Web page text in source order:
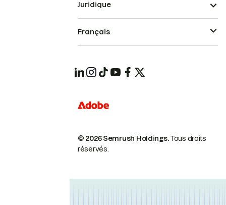
© 2026 Semrush Holdings.Tous droits
réservés.
Juridique
Français